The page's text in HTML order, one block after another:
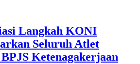
Langkah KONI
Seluruh Atlet
Ketenagakerjaan